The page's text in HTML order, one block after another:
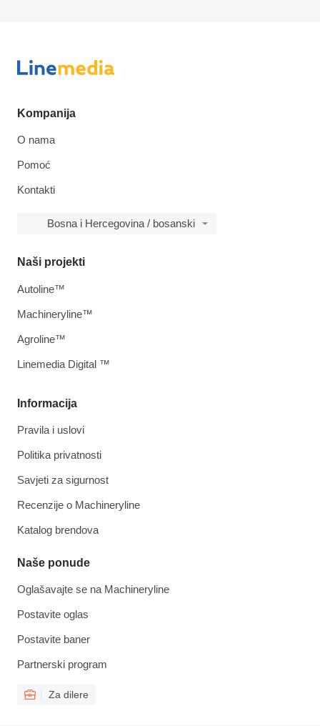
Kompanija
O nama
Pomoć
Kontakti
Bosna i Hercegovina / bosanski
Informacija
Pravila i uslovi
Politika privatnosti
Savjeti za sigurnost
Recenzije o Machineryline
Katalog brendova
Naše ponude
Oglašavajte se na Machineryline
Postavite oglas
Postavite baner
Partnerski program
Za dilere
Naši projekti
Autoline™
Machineryline™
Agroline™
Linemedia Digital ™